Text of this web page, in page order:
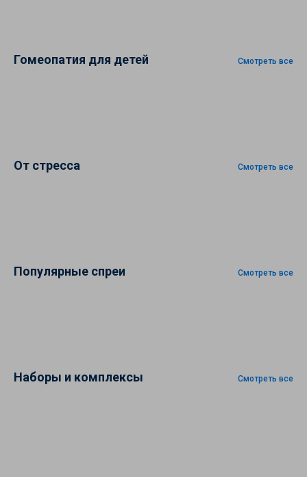
Гомеопатия для детей Смотреть все
От стресса Смотреть все
Популярные спреи Смотреть все
Наборы и комплексы Смотреть все